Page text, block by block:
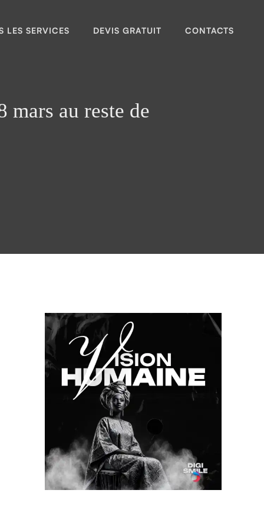
LES SERVICES DEVIS GRATUIT CONTACTS
mars au reste de